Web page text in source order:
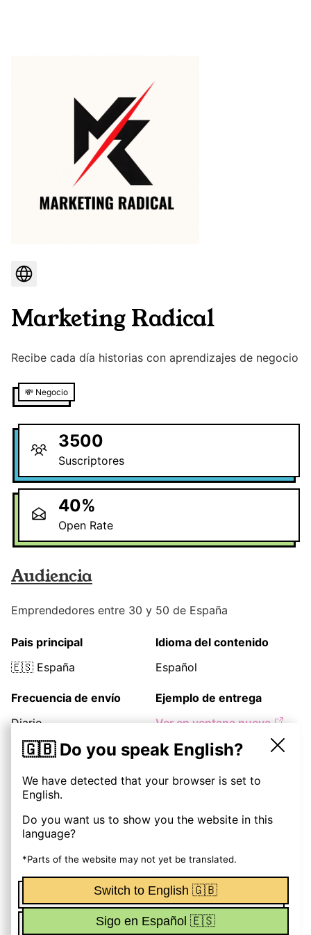
🇬🇧 Do you speak English?
We have detected that your browser is set to
English.
Do you want us to show you the website in this
language?
*Parts of the website may not yet be translated.
Switch to English 🇬🇧
Sigo en Español 🇪🇸
Marketing Radical
Recibe cada día historias con aprendizajes de negocio
💸 Negocio
3500
Suscriptores
40%
Open Rate
Audiencia
Emprendedores entre 30 y 50 de España
Pais principal
🇪🇸 España
Idioma del contenido
Español
Frecuencia de envío
Diario
Ejemplo de entrega
Ver en ventana nueva
Precios
(1 entrega)
Newsletter exclusiva
300
Funciona con OhMyNewst